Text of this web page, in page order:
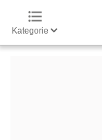
Kategorie